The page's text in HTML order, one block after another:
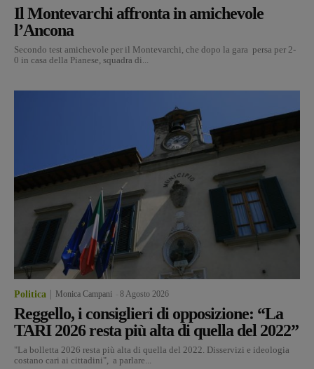
Il Montevarchi affronta in amichevole
l’Ancona
Secondo test amichevole per il Montevarchi, che dopo la gara persa per 2-
0 in casa della Pianese, squadra di...
Politica Monica Campani 8 Agosto 2026
Reggello, i consiglieri di opposizione: “La
TARI 2026 resta più alta di quella del 2022”
"La bolletta 2026 resta più alta di quella del 2022. Disservizi e ideologia
costano cari ai cittadini", a parlare...